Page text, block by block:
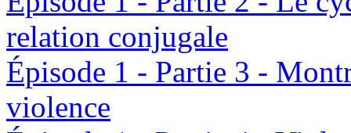
relation conjugale
Épisode 1 - Partie 3 -
violence